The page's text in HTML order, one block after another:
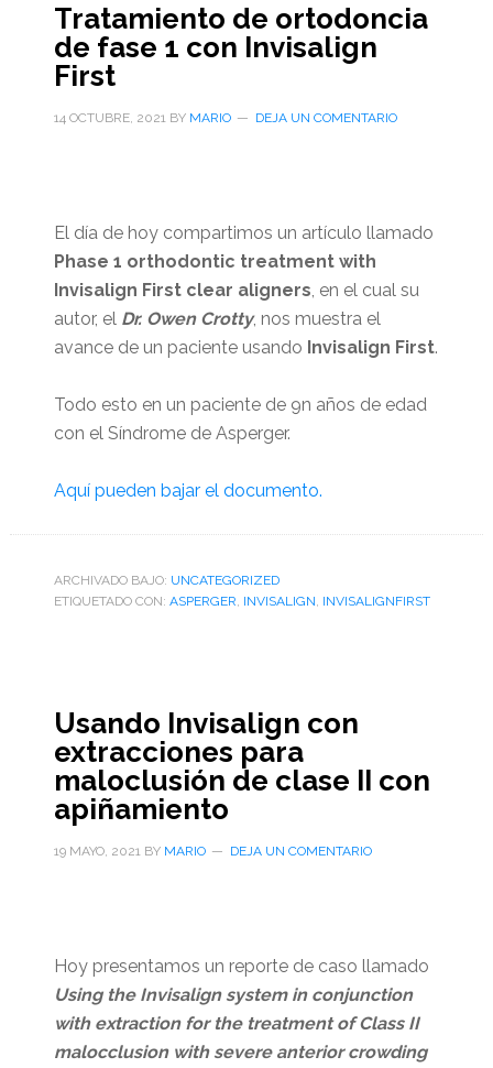
Tratamiento de ortodoncia
de fase 1 con Invisalign
First
14 OCTUBRE, 2021 BY MARIO DEJA UN COMENTARIO
El día de hoy compartimos un artículo llamado
Phase 1 orthodontic treatment with
Invisalign First clear aligners , en el cual su
autor, el Dr. Owen Crotty, nos muestra el
avance de un paciente usando Invisalign First.
Todo esto en un paciente de 9n años de edad
con el Síndrome de Asperger.
Aquí pueden bajar el documento.
ARCHIVADO BAJO: UNCATEGORIZED
ETIQUETADO CON: ASPERGER INVISALIGN INVISALIGNFIRST
Usando Invisalign con
extracciones para
maloclusión de clase II con
apiñamiento
19 MAYO, 2021 BY MARIO DEJA UN COMENTARIO
Hoy presentamos un reporte de caso llamado
Using the Invisalign system in conjunction
with extraction for the treatment of Class II
malocclusion with severe anterior crowding